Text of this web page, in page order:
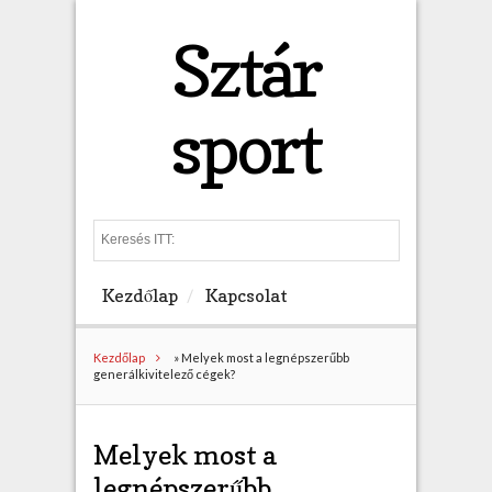
Sztár
sport
e
h
Kezdőlap Kapcsolat
Kezdőlap » Melyek most a legnépszerűbb
generálkivitelező cégek?
Melyek most a